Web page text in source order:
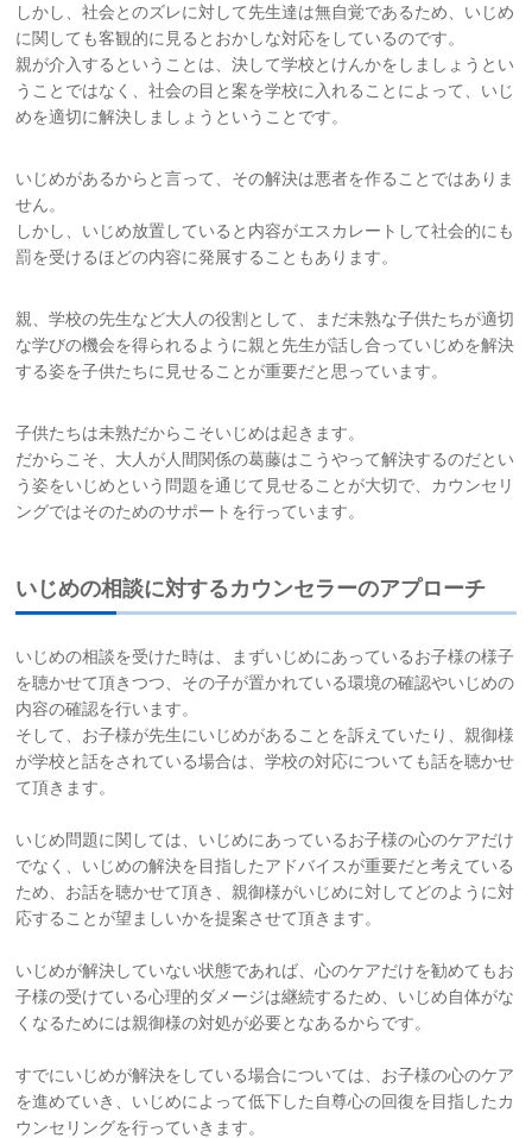
しかし、社会とのズレに対して先生達は無自覚であるため、いじめ
に関しても客観的に見るとおかしな対応をしているのです。
親が介入するということは、決して学校とけんかをしましょうとい
うことではなく、社会の目と案を学校に入れることによって、いじ
めを適切に解決しましょうということです。
いじめがあるからと言って、その解決は悪者を作ることではありま
せん。
しかし、いじめ放置していると内容がエスカレートして社会的にも
罰を受けるほどの内容に発展することもあります。
親、学校の先生など大人の役割として、まだ未熟な子供たちが適切
な学びの機会を得られるように親と先生が話し合っていじめを解決
する姿を子供たちに見せることが重要だと思っています。
子供たちは未熟だからこそいじめは起きます。
だからこそ、大人が人間関係の葛藤はこうやって解決するのだとい
う姿をいじめという問題を通じて見せることが大切で、カウンセリ
ングではそのためのサポートを行っています。
いじめの相談に対するカウンセラーのアプローチ
いじめの相談を受けた時は、まずいじめにあっているお子様の様子
を聴かせて頂きつつ、その子が置かれている環境の確認やいじめの
内容の確認を行います。
そして、お子様が先生にいじめがあることを訴えていたり、親御様
が学校と話をされている場合は、学校の対応についても話を聴かせ
て頂きます。
いじめ問題に関しては、いじめにあっているお子様の心のケアだけ
でなく、いじめの解決を目指したアドバイスが重要だと考えている
ため、お話を聴かせて頂き、親御様がいじめに対してどのように対
応することが望ましいかを提案させて頂きます。
いじめが解決していない状態であれば、心のケアだけを勧めてもお
子様の受けている心理的ダメージは継続するため、いじめ自体がな
くなるためには親御様の対処が必要となあるからです。
すでにいじめが解決をしている場合については、お子様の心のケア
を進めていき、いじめによって低下した自尊心の回復を目指したカ
ウンセリングを行っていきます。